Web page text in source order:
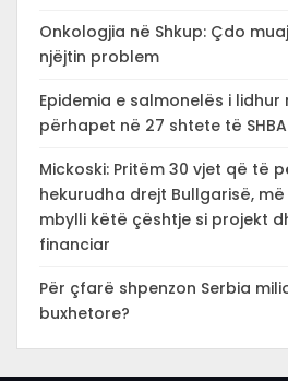
Onkologjia në Shkup: Çdo
njëjtin problem
Epidemia e salmonelës i lidhur
përhapet në 27 shtete të
Mickoski: Pritëm 30 vjet që të
hekurudha drejt Bullgarisë,
mbylli këtë çështje si projekt
financiar
Për çfarë shpenzon Serbia
buxhetore?